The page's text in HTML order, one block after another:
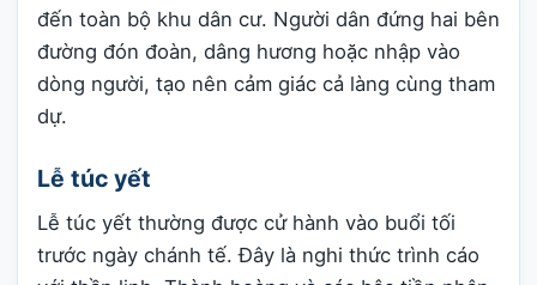
đến toàn bộ khu dân cư. Người dân đứng hai bên
đường đón đoàn, dâng hương hoặc nhập vào
dòng người, tạo nên cảm giác cả làng cùng tham
dự.
Lễ túc yết
Lễ túc yết thường được cử hành vào buổi tối
trước ngày chánh tế. Đây là nghi thức trình cáo